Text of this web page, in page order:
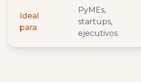
Ideal
para
PyMEs,
startups,
ejecutivos